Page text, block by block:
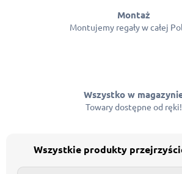
Montaż
Montujemy regały w całej
Wszystko w
Towary dostępne od ręki!
Wszystkie produkty